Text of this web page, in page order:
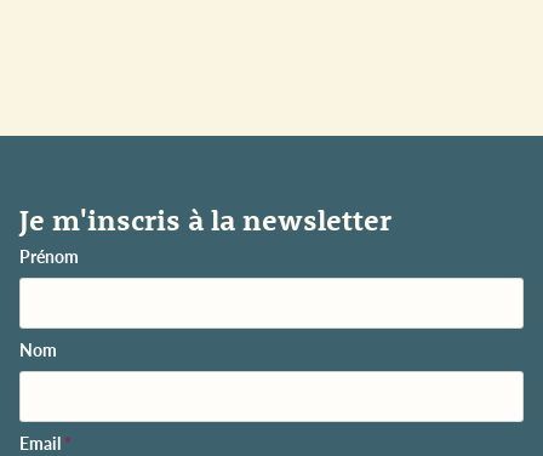
Je m'inscris à la newsletter
Prénom
Nom
Email *